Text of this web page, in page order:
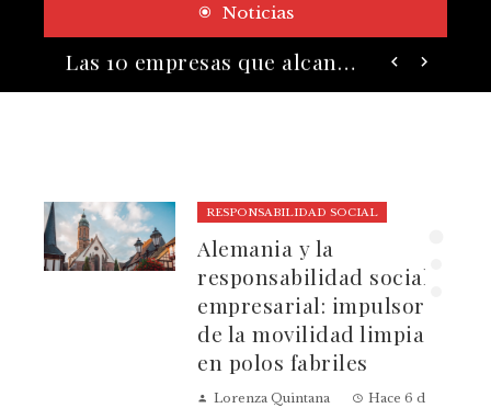
Noticias
Las 10 empresas que alcanzaron los valores bursátiles más altos en su auge histórico
RESPONSABILIDAD SOCIAL
Alemania y la
responsabilidad social
empresarial: impulsores
de la movilidad limpia
en polos fabriles
Lorenza Quintana Hace 6 días